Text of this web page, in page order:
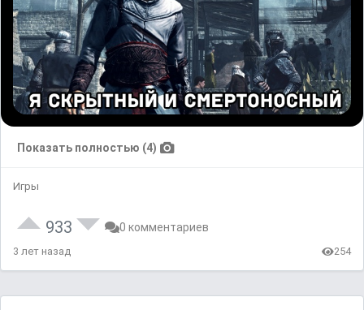
Показать полностью (4)
Игры
933 0 комментариев
3 лет назад 254